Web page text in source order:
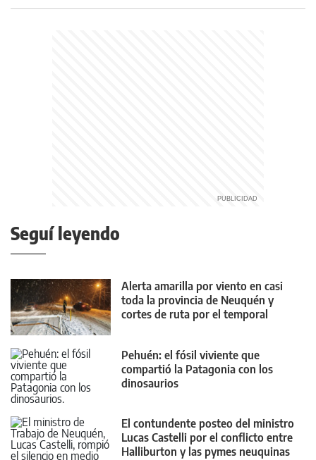
Seguí leyendo
Alerta amarilla por viento en casi
toda la provincia de Neuquén y
cortes de ruta por el temporal
Pehuén: el fósil viviente que
compartió la Patagonia con los
dinosaurios
El contundente posteo del ministro
Lucas Castelli por el conflicto entre
Halliburton y las pymes neuquinas